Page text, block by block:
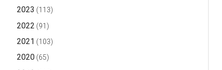
2023 (113)
2022 (91)
2021 (103)
2020(65)